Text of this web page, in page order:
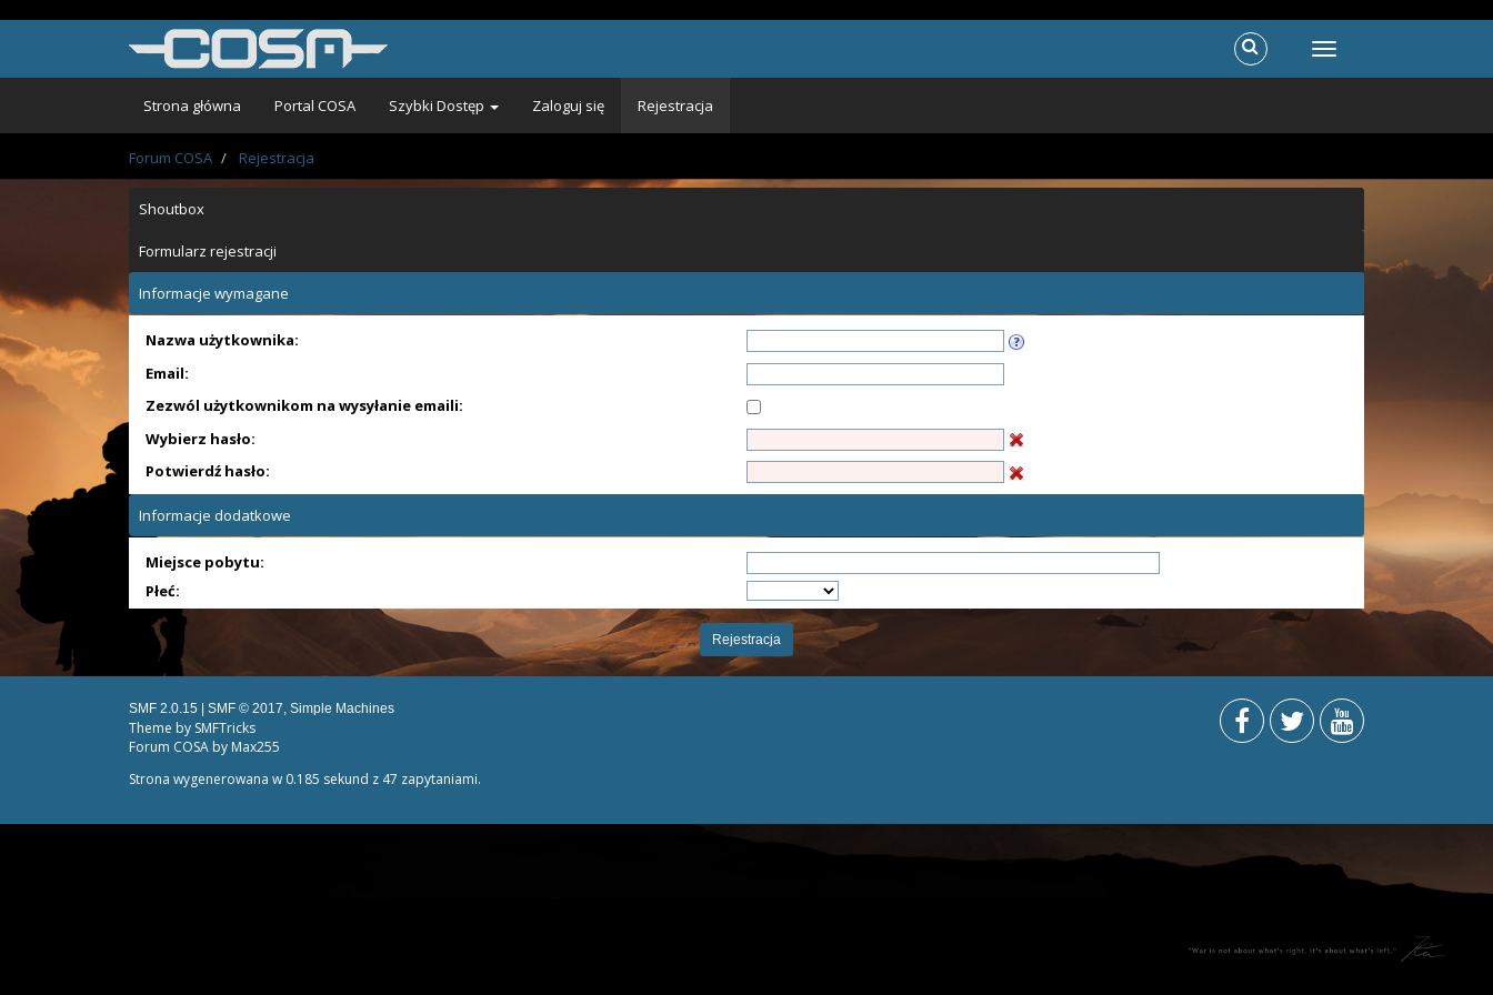
Strona główna Portal COSA Szybki Dostęp Zaloguj się Rejestracja
Forum COSA Rejestracja
Shoutbox
Formularz rejestracji
Informacje wymagane
Nazwa użytkownika:
Email:
Zezwól użytkownikom na wysyłanie emaili:
Wybierz hasło:
Potwierdź hasło:
Informacje dodatkowe
Miejsce pobytu:
Płeć:
SMF 2.0.15 | SMF © 2017 Simple Machines
Theme by SMFTricks
Forum COSA by Max255
Strona wygenerowana w 0.185 sekund z 47 zapytaniami.